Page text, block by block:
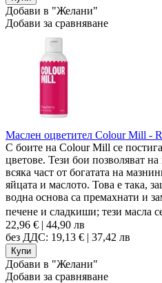
Добави в "Желани"
Добави за сравняване
Маслен оцветител Colour Mill -
С боите на Colour Mill се
цветове. Тези бои позволяват на
всяка част от богатата на
яйцата и маслото. Това е така,
водна основа са премахнати и
печене и сладкиши; тези масла
22,96 € | 44,90 лв
без ДДС: 19,13 € | 37,42 лв
Добави в "Желани"
Добави за сравняване